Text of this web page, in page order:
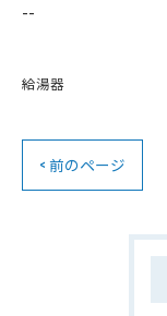
--
給湯器
< 前のページ